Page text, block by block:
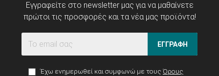
Εγγραφείτε στο newsletter μας για να μαθαίνετε
πρώτοι τις προσφορές και τα νέα μας προϊόντα!
ΕΓΓΡΑΦΗ
Έχω ενημερωθεί και συμφωνώ με τους Όρους